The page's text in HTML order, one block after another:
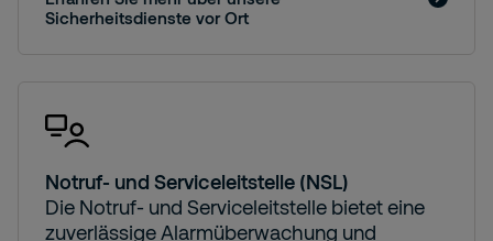
Sicherheitsdienste vor Ort
Notruf- und Serviceleitstelle (NSL)
Die Notruf- und Serviceleitstelle bietet eine
zuverlässige Alarmüberwachung und